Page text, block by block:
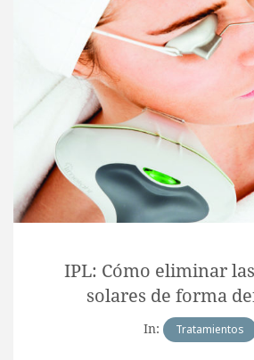
IPL: Cómo eliminar
solares de forma
In: Tratamientos